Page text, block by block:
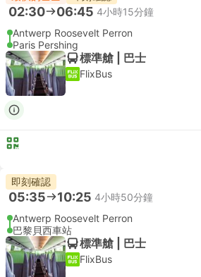
02:30 06:45 4小時15分鐘
Antwerp Roosevelt Perron
Paris Pershing
標準艙 | 巴士
FlixBus
即刻確認
05:35 10:25 4小時50分鐘
Antwerp Roosevelt Perron
巴黎貝西車站
標準艙 | 巴士
FlixBus